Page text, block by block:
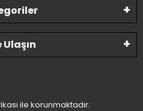
Ulaşın
ile korunmaktadır.